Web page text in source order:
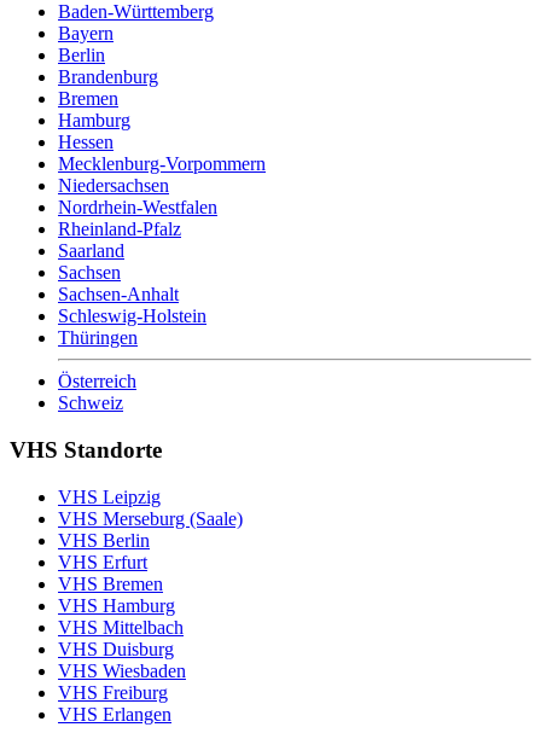
Baden-Württemberg
Bayern
Berlin
Brandenburg
Bremen
Hamburg
Hessen
Mecklenburg-Vorpommern
Niedersachsen
Nordrhein-Westfalen
Rheinland-Pfalz
Saarland
Sachsen
Sachsen-Anhalt
Schleswig-Holstein
Thüringen
Österreich
Schweiz
VHS Standorte
VHS Leipzig
VHS Merseburg (Saale)
VHS Berlin
VHS Erfurt
VHS Bremen
VHS Hamburg
VHS Mittelbach
VHS Duisburg
VHS Wiesbaden
VHS Freiburg
VHS Erlangen